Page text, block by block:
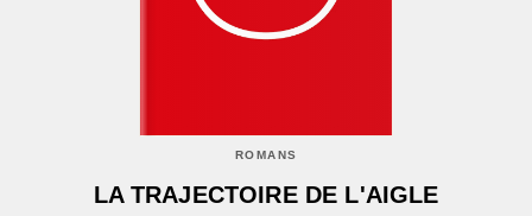
ROMANS
LA TRAJECTOIRE DE L'AIGLE